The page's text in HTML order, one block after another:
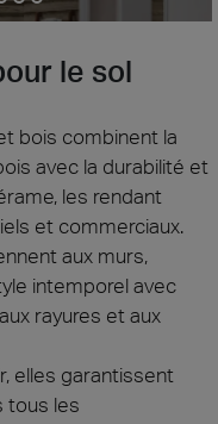
BOISle sol
bois combinent la
avec la durabilité et
les rendant
et commerciaux.
aux murs,
intemporel avec
rayures et aux
elles garantissent
tous les